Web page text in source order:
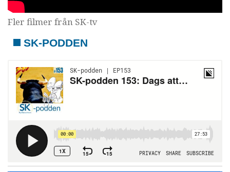
Fler filmer från SK-tv
SK-PODDEN